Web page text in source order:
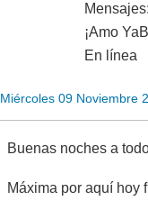
¡Amo
En línea
Miércoles 09 Noviembre
Buenas noches a
Máxima por aquí hoy